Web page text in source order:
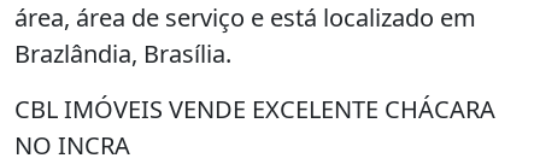
área, área de serviço e está localizado em
Brazlândia, Brasília.
CBL IMÓVEIS VENDE EXCELENTE CHÁCARA
NO INCRA